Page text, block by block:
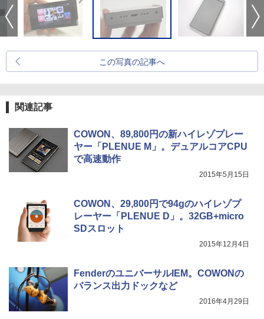
この写真の記事へ
関連記事
COWON、89,800円の新ハイレゾプレー
ヤー「PLENUE M」。デュアルコアCPU
で高速動作
2015年5月15日
COWON、29,800円で94gのハイレゾプ
レーヤー「PLENUE D」。32GB+micro
SDスロット
2015年12月4日
FenderのユニバーサルIEM。COWONの
バランス出力ドックなど
2016年4月29日